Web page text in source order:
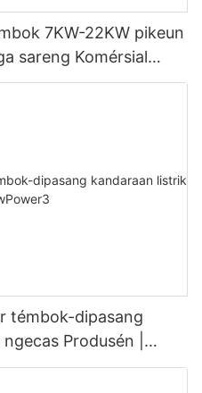
7KW-22KW pikeun
sareng Komérsial
témbok-dipasang
Produsén |